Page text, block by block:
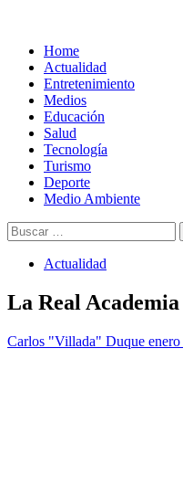
Home
Actualidad
Entretenimiento
Medios
Educación
Salud
Tecnología
Turismo
Deporte
Medio Ambiente
Buscar:
Actualidad
La Real
Carlos "Villada" Duque